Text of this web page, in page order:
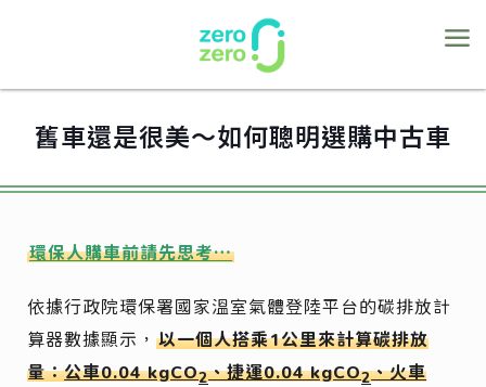
舊車還是很美～如何聰明選購中古車
環保人購車前請先思考…
依據行政院環保署國家溫室氣體登陸平台的碳排放計
算器數據顯示，以一個人搭乘1公里來計算碳排放
量：公車0.04 kgCO2、捷運0.04 kgCO2、火車